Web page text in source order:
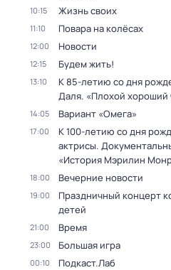
10:15 Жизнь своих
11:10 Повара на колёсах
12:00 Новости
12:15 Будем жить!
13:10
К 85-летию со дня
Даля. «Плохой хороший
14:05 Вариант «Омега»
17:00
К 100-летию со дня
актрисы.
«История Мэрилин
18:00 Вечерние новости
19:00
Праздничный концерт
детей
21:00 Время
23:00 Большая игра
00:10 Подкаст.Лаб